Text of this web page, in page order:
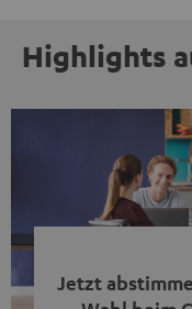
Highlights
Jetzt